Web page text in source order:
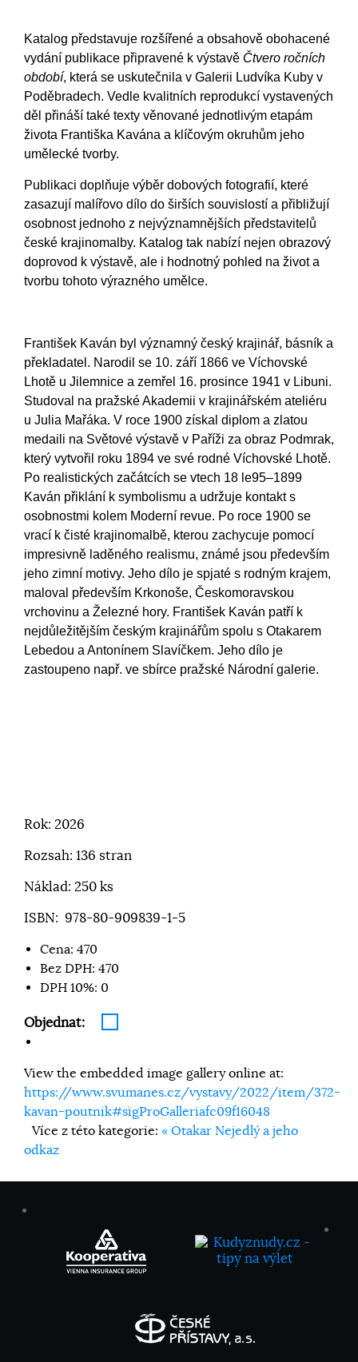
Katalog představuje rozšířené a obsahově obohacené
vydání publikace připravené k výstavě Čtvero ročních
období, která se uskutečnila v Galerii Ludvíka Kuby v
Poděbradech. Vedle kvalitních reprodukcí vystavených
děl přináší také texty věnované jednotlivým etapám
života Františka Kavána a klíčovým okruhům jeho
umělecké tvorby.
Publikaci doplňuje výběr dobových fotografií, které
zasazují malířovo dílo do širších souvislostí a přibližují
osobnost jednoho z nejvýznamnějších představitelů
české krajinomalby. Katalog tak nabízí nejen obrazový
doprovod k výstavě, ale i hodnotný pohled na život a
tvorbu tohoto výrazného umělce.
František Kaván byl významný český krajinář, básník a
překladatel. Narodil se 10. září 1866 ve Víchovské
Lhotě u Jilemnice a zemřel 16. prosince 1941 v Libuni.
Studoval na pražské Akademii v krajinářském ateliéru
u Julia Mařáka. V roce 1900 získal diplom a zlatou
medaili na Světové výstavě v Paříži za obraz Podmrak,
který vytvořil roku 1894 ve své rodné Víchovské Lhotě.
Po realistických začátcích se vtech 18 le95–1899
Kaván přiklání k symbolismu a udržuje kontakt s
osobnostmi kolem Moderní revue. Po roce 1900 se
vrací k čisté krajinomalbě, kterou zachycuje pomocí
impresivně laděného realismu, známé jsou především
jeho zimní motivy. Jeho dílo je spjaté s rodným krajem,
maloval především Krkonoše, Českomoravskou
vrchovinu a Železné hory. František Kaván patří k
nejdůležitějším českým krajinářům spolu s Otakarem
Lebedou a Antonínem Slavíčkem. Jeho dílo je
zastoupeno např. ve sbírce pražské Národní galerie.
Rok: 2026
Rozsah: 136 stran
Náklad: 250 ks
ISBN: 978-80-909839-1-5
Cena: 470
Bez DPH: 470
DPH 10%: 0
Objednat:
View the embedded image gallery online at:
https://www.svumanes.cz/vystavy/2022/item/372-
kavan-poutnik#sigProGalleriafc09f16048
Více z této kategorie: « Otakar Nejedlý a jeho
odkaz